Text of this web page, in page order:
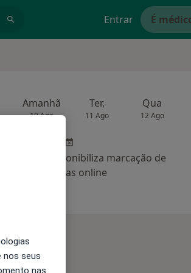
Entrar É
Amanhã
10 Ago
Ter,
11 Ago
Qua
12 Ago
não disponibiliza marcação de
consultas online
nos seus
nas